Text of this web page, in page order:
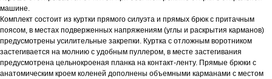
машине.
Комплект состоит из куртки прямого силуэта и прямых брюк с притачным
поясом, в местах подверженных напряжениям (углы и раскрытия карманов)
предусмотрены усилительные закрепки. Куртка с отложным воротником
застегивается на молнию с удобным пуллером, в месте застегивания
предусмотрена цельнокроеная планка на контакт-ленту. Прямые брюки с
анатомическим кроем коленей дополнены объемными карманами с местом